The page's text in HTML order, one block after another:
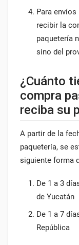
Para
recibir la
paquetería
sino del
¿Cuánto
compra
reciba su
A partir de la
paquetería, se
siguiente forma
De 1 a 3
de Yucatán
De 1 a 7
República